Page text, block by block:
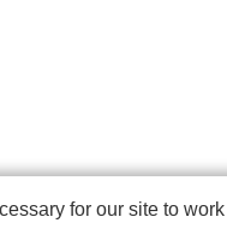
for our site to